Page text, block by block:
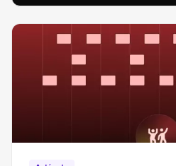
de MIDI, la diferencia entre
archivos MIDI y cómo dar